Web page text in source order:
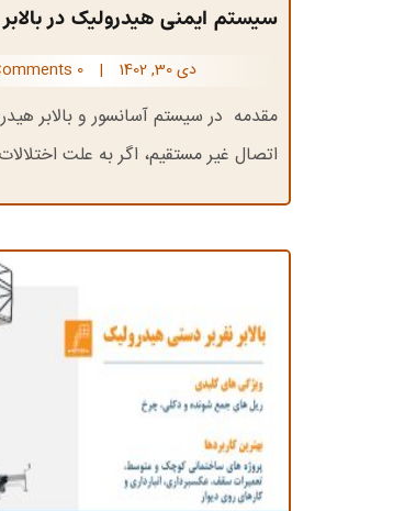
سیستم ایمنی هیدرولیک در بالابر
دی 30, 1402 |
0 Comments
مقدمه در سيستم آسانسور و بالابر
اتصال غير مستقيم، اگر به علت